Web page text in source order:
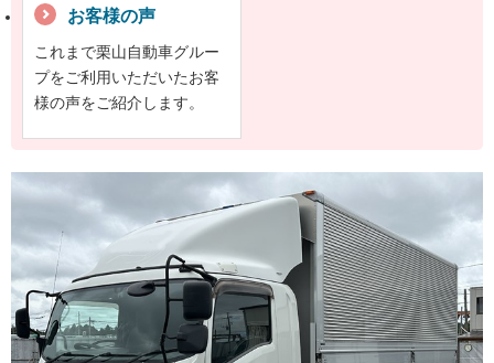
お客様の声
これまで栗山自動車グルー
プをご利用いただいたお客
様の声をご紹介します。